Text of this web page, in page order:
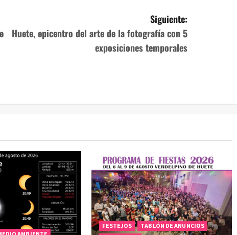
Siguiente:
Huete, epicentro del arte de la fotografía con 5
exposiciones temporales
FESTEJOS
TABLÓN DE ANUNCIOS